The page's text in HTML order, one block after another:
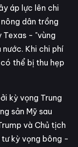
áp lực lên chi
dân trồng
Texas - "vùng
Khi chi phí
thể bị thu hẹp
kỳ vọng Trung
sản Mỹ sau
và Chủ tịch
tư kỳ vọng bông -